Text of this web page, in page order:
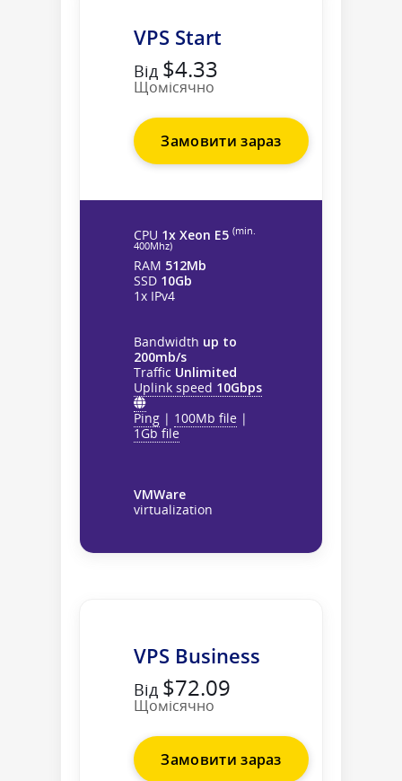
VPS Start
Від $4.33
Щомісячно
Замовити зараз
CPU 1x Xeon E5 (min.
400Mhz)
RAM 512Mb
SSD 10Gb
1x IPv4
Bandwidth up to
200mb/s
Traffic Unlimited
Uplink speed 10Gbps
Ping | 100Mb file |
1Gb file
VMWare
virtualization
VPS Business
Від $72.09
Щомісячно
Замовити зараз